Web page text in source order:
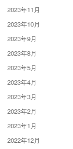
2023年11月
2023年10月
2023年9月
2023年8月
2023年5月
2023年4月
2023年3月
2023年2月
2023年1月
2022年12月